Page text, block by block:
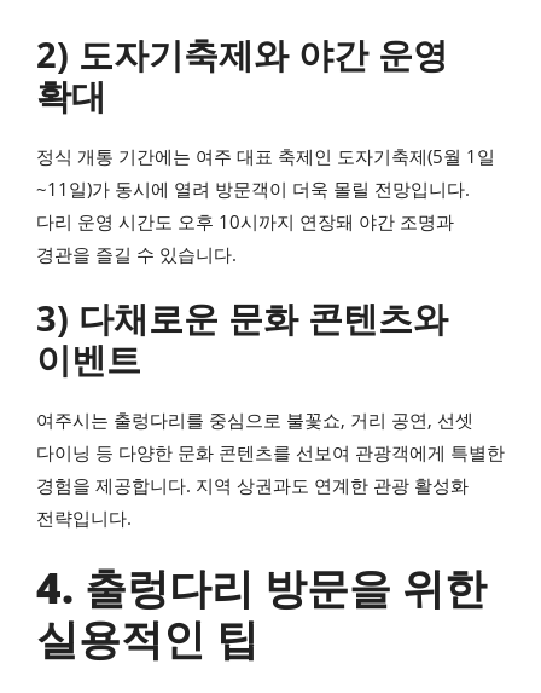
2) 도자기축제와 야간 운영
확대
정식 개통 기간에는 여주 대표 축제인 도자기축제(5월 1일
~11일)가 동시에 열려 방문객이 더욱 몰릴 전망입니다.
다리 운영 시간도 오후 10시까지 연장돼 야간 조명과
경관을 즐길 수 있습니다.
3) 다채로운 문화 콘텐츠와
이벤트
여주시는 출렁다리를 중심으로 불꽃쇼, 거리 공연, 선셋
다이닝 등 다양한 문화 콘텐츠를 선보여 관광객에게 특별한
경험을 제공합니다. 지역 상권과도 연계한 관광 활성화
전략입니다.
4. 출렁다리 방문을 위한
실용적인 팁